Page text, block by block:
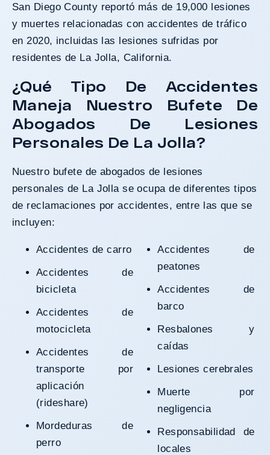
San Diego County reportó más de 19,000 lesiones
y muertes relacionadas con accidentes de tráfico
en 2020, incluidas las lesiones sufridas por
residentes de La Jolla, California.
¿Qué Tipo De Accidentes
Maneja Nuestro Bufete De
Abogados De Lesiones
Personales De La Jolla?
Nuestro bufete de abogados de lesiones
personales de La Jolla se ocupa de diferentes tipos
de reclamaciones por accidentes, entre las que se
incluyen:
Accidentes de carro
Accidentes de
bicicleta
Accidentes de
motocicleta
Accidentes de
transporte por
aplicación
(rideshare)
Mordeduras de
perro
Accidentes de
peatones
Accidentes de
barco
Resbalones y
caídas
Lesiones cerebrales
Muerte por
negligencia
Responsabilidad de
locales